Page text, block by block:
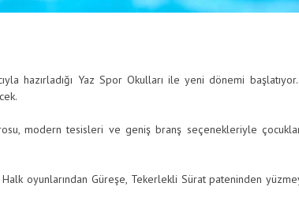
hazırladığı Yaz Spor Okulları ile yeni dönemi
modern tesisleri ve geniş branş seçenekleriyle
oyunlarından Güreşe, Tekerlekli Sürat pateninden